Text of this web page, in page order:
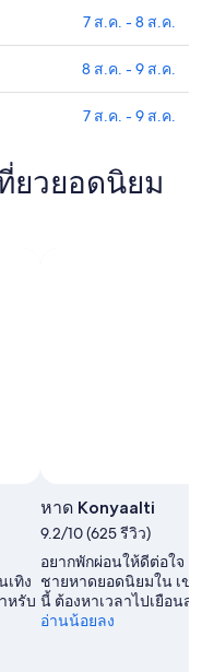
7 ส.ค. - 8 ส.ค.
8 ส.ค. - 9 ส.ค.
7 ส.ค. - 9 ส.ค.
ยวยอดนิยม
เทิง
หรับ
หาด Konyaalti
9.2/10 (625 รีวิว)
อยากพักผ่อนให้ดีต่อใจ ต้
ชายหาดยอดนิยมใน เข
นี้ ต้องหาเวลาไปเยือนส
อ่านน้อยลง